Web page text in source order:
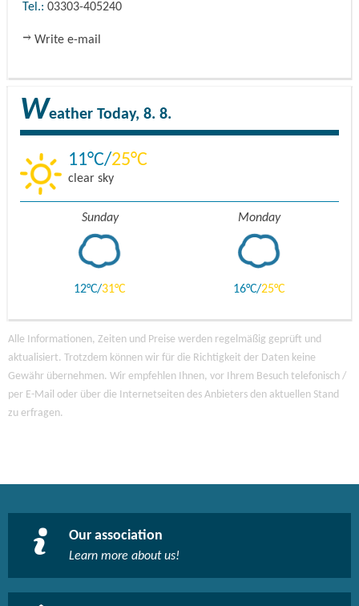
Tel.: 03303-405240
Write e-mail
Weather Today, 8. 8.
11 25
clear sky
Sunday
12 31
Monday
16 25
Alle Informationen, Zeiten und Preise werden regelmäßig geprüft und
aktualisiert. Trotzdem können wir für die Richtigkeit der Daten keine
Gewähr übernehmen. Wir empfehlen Ihnen, vor Ihrem Besuch telefonisch /
per E-Mail oder über die Internetseiten des Anbieters den aktuellen Stand
zu erfragen.
Our association
Learn more about us!​